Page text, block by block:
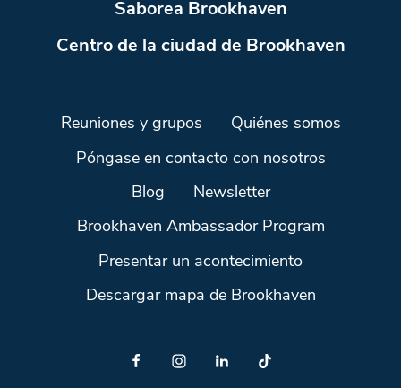
Saborea Brookhaven
Centro de la ciudad de Brookhaven
Reuniones y grupos Quiénes somos
Póngase en contacto con nosotros
Blog Newsletter
Brookhaven Ambassador Program
Presentar un acontecimiento
Descargar mapa de Brookhaven